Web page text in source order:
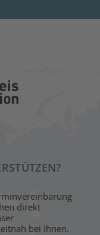
direkt
bei Ihnen.